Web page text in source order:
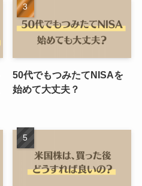
50代でもつみたてNISAを
始めて大丈夫？